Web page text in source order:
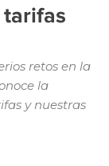
retos en la
la
y nuestras